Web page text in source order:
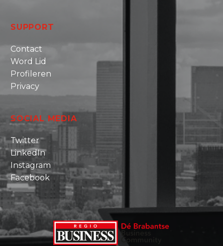
SUPPORT
Contact
Word Lid
Profileren
Privacy
SOCIAL MEDIA
Twitter
LinkedIn
Instagram
Facebook